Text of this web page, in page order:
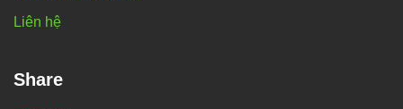
Liên hệ
Share